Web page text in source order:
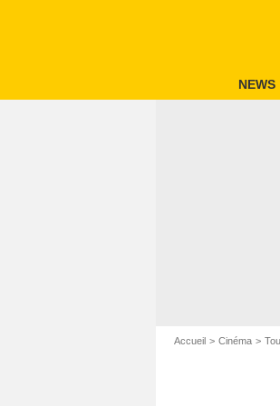
NEWS
Accueil Cinéma